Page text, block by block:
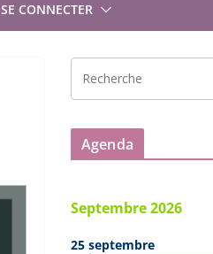
SE CONNECTER
Agenda
Septembre 2026
25 septembre